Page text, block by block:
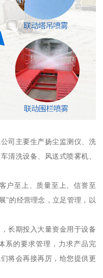
司主要生产扬尘监测仪、洗
清洗设备、风送式喷雾机、
至上、质量至上、信誉至
"的经营理念，立足管理，以
期投入大量资金用于设备
系的要求管理，力求产品完
将会再接再厉，给您提供更